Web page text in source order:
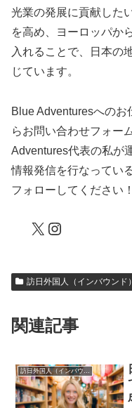
光業の発展に貢献した
を高め、ヨーロッパか
入れることで、日本の
じています。
Blue Adventuresへの
らお問い合わせフォー
Adventures代表の私が
情報発信を行なってい
フォローしてください！
X Instagram
訪日外国人（インバウンド）
関連記事
訪日外国人（インバウンド）